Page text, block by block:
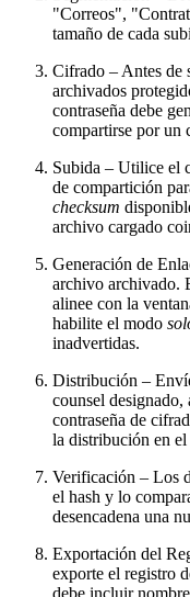
"Correos",
tamaño de cada
Cifrado – Antes de
archivados
contraseña debe
compartirse por un
Subida – Utilice el
de compartición
checksum
archivo cargado
Generación de
archivo archivado.
alinee con la
habilite el modo
inadvertidas.
Distribución –
counsel designado,
contraseña de
la distribución en el
Verificación – Los
el hash y lo
desencadena una
Exportación del
exporte el registro
debe incluir